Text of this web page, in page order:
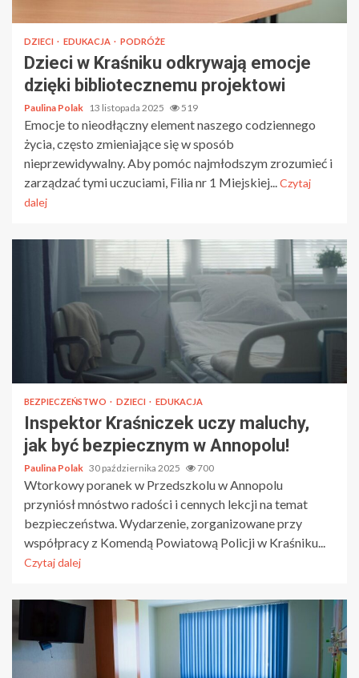
DZIECI EDUKACJA PODRÓŻE
Dzieci w Kraśniku odkrywają emocje
dzięki bibliotecznemu projektowi
Paulina Polak 13 listopada 2025 519
Emocje to nieodłączny element naszego codziennego
życia, często zmieniające się w sposób
nieprzewidywalny. Aby pomóc najmłodszym zrozumieć i
zarządzać tymi uczuciami, Filia nr 1 Miejskiej...Czytaj
dalej
BEZPIECZEŃSTWO DZIECI EDUKACJA
Inspektor Kraśniczek uczy maluchy,
jak być bezpiecznym w Annopolu!
Paulina Polak 30 października 2025 700
Wtorkowy poranek w Przedszkolu w Annopolu
przyniósł mnóstwo radości i cennych lekcji na temat
bezpieczeństwa. Wydarzenie, zorganizowane przy
współpracy z Komendą Powiatową Policji w Kraśniku...
Czytaj dalej